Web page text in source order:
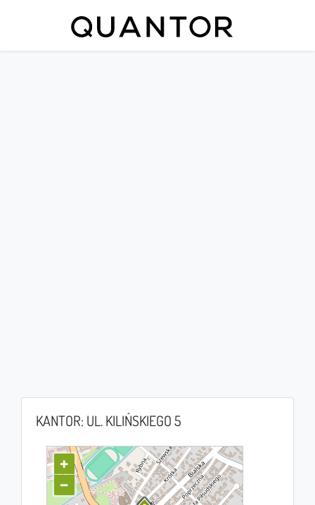
KANTOR: UL. KILIŃSKIEGO 5
+
−